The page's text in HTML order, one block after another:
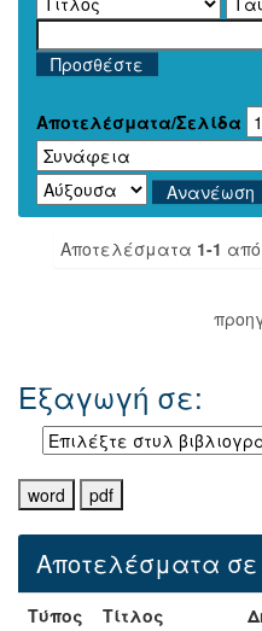
Αποτελέσματα/Σελίδα
Αποτελέσματα 1-1 από
Εξαγωγή σε:
Αποτελέσματα σε
Τύπος Τίτλος